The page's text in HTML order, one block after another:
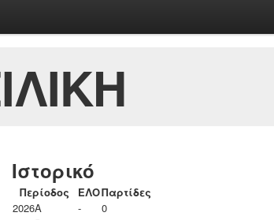
Ιστορικό
Περίοδος ΕΛΟΠαρτίδες
2026A
-
0